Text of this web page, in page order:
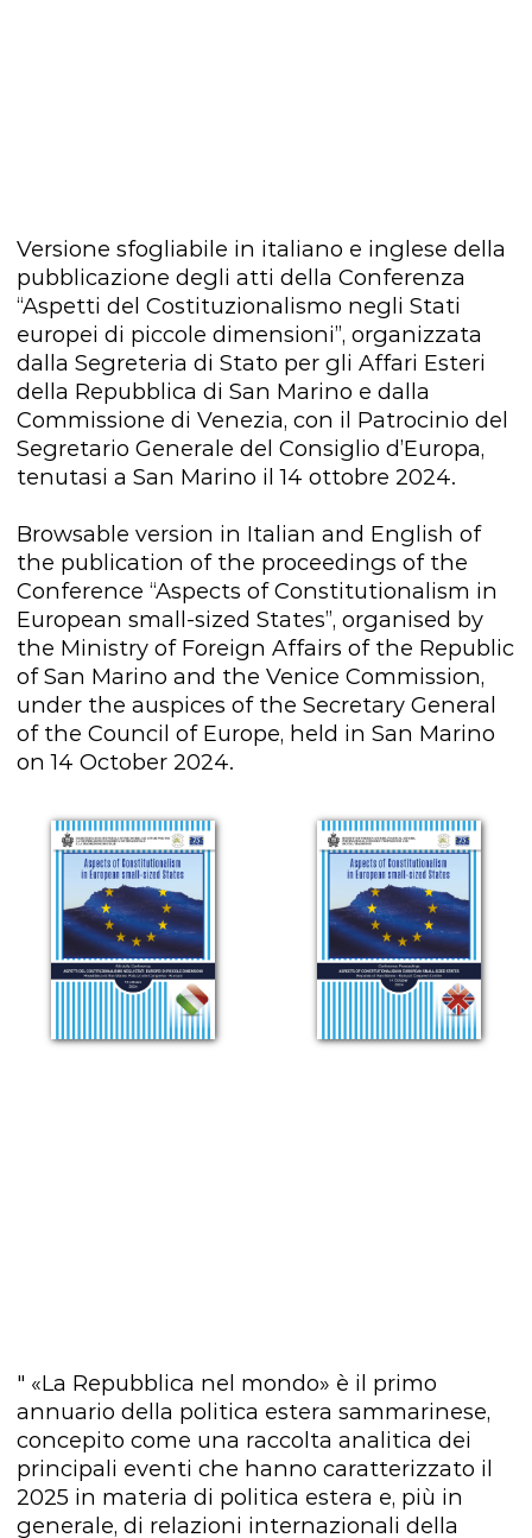
Versione sfogliabile in italiano e inglese della
pubblicazione degli atti della Conferenza
“Aspetti del Costituzionalismo negli Stati
europei di piccole dimensioni”, organizzata
dalla Segreteria di Stato per gli Affari Esteri
della Repubblica di San Marino e dalla
Commissione di Venezia, con il Patrocinio del
Segretario Generale del Consiglio d’Europa,
tenutasi a San Marino il 14 ottobre 2024.
Browsable version in Italian and English of
the publication of the proceedings of the
Conference “Aspects of Constitutionalism in
European small-sized States”, organised by
the Ministry of Foreign Affairs of the Republic
of San Marino and the Venice Commission,
under the auspices of the Secretary General
of the Council of Europe, held in San Marino
on 14 October 2024.
" «La Repubblica nel mondo» è il primo
annuario della politica estera sammarinese,
concepito come una raccolta analitica dei
principali eventi che hanno caratterizzato il
2025 in materia di politica estera e, più in
generale, di relazioni internazionali della